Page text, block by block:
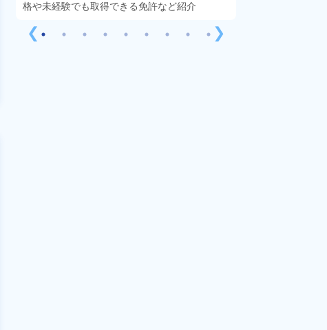
❮
格や未経験でも取得できる免許など紹介
❯